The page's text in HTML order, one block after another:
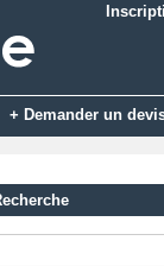
+ Demander un